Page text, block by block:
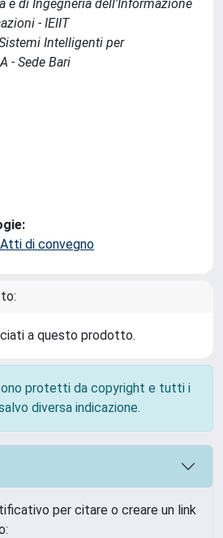
e di Ingegneria dell'Informazione
- IEIIT
Intelligenti per
- Sede Bari
di convegno
a questo prodotto.
protetti da copyright e tutti i
diversa indicazione.
per citare o creare un link